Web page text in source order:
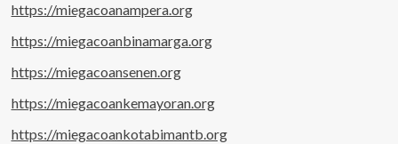
https://miegacoanampera.org
https://miegacoanbinamarga.org
https://miegacoansenen.org
https://miegacoankemayoran.org
https://miegacoankotabimantb.org